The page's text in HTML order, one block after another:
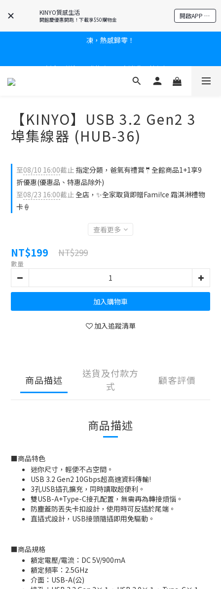
KINYO質感生活
開館慶優惠開跑！下載享$50購物金 開啟APP 享隱藏優惠
炎熱夏日救星☀️秒凍扇登場💙半導體製冷 x 微米級冰霧，一秒開
凍，熱感歸零！
【KINYO】USB 3.2 Gen2 3
埠集線器 (HUB-36)
至08/10 16:00截止 指定分類，爸氣有禮賞🤵全館商品1+1享9
折優惠(優惠品、特惠品除外)
至08/23 16:00截止全店，✨全家取貨即贈Fami!ce 霜淇淋禮物
卡🍦
查看更多
NT$199 NT$299
數量
加入購物車
加入追蹤清單
商品描述
送貨及付款方
式
顧客評價
商品描述
■商品特色
迷你尺寸，輕便不占空間。
USB 3.2 Gen2 10Gbps超高速資料傳輸!
3孔USB插孔擴充，同時讀取超便利。
雙USB-A+Type-C接孔配置，無需再為轉接煩惱。
防塵蓋防丟失卡扣設計，使用時可反插於尾端。
直插式設計，USB接頭隨插即用免驅動。
■商品規格
額定電壓/電流：DC 5V/900mA
額定頻率：2.5GHz
介面：USB-A(公)